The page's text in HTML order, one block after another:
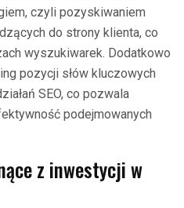
czyli pozyskiwaniem
do strony klienta, co
wyszukiwarek. Dodatkowo
pozycji słów kluczowych
SEO, co pozwala
podejmowanych
z inwestycji w